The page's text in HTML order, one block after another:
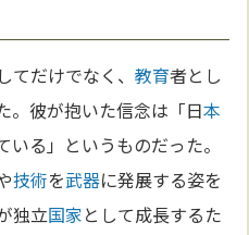
てだけでなく、教育者とし
。彼が抱いた信念は「日本
いる」というものだった。
技術を武器に発展する姿を
独立国家として成長するた